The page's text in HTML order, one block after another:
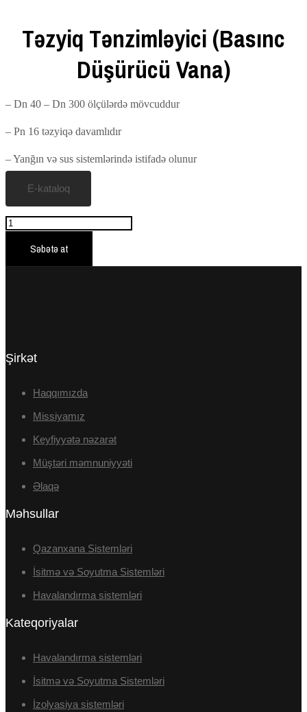
Təzyiq Tənzimləyici (Basınc
Düşürücü Vana)
– Dn 40 – Dn 300 ölçülərdə mövcuddur
– Pn 16 təzyiqə davamlıdır
– Yanğın və sus sistemlərində istifadə olunur
E-kataloq
Say
Səbətə at
Şirkət
Haqqımızda
Missiyamız
Keyfiyyətə nəzarət
Müştəri məmnuniyyəti
Əlaqə
Məhsullar
Qazanxana Sistemləri
İsitmə və Soyutma Sistemləri
Havalandırma sistemləri
Kateqoriyalar
Havalandırma sistemləri
İsitmə və Soyutma Sistemləri
İzolyasiya sistemləri